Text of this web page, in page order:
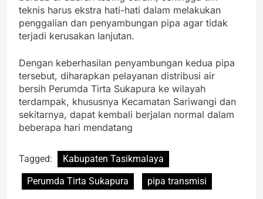
teknis harus ekstra hati-hati dalam melakukan
penggalian dan penyambungan pipa agar tidak
terjadi kerusakan lanjutan.
Dengan keberhasilan penyambungan kedua pipa
tersebut, diharapkan pelayanan distribusi air
bersih Perumda Tirta Sukapura ke wilayah
terdampak, khususnya Kecamatan Sariwangi dan
sekitarnya, dapat kembali berjalan normal dalam
beberapa hari mendatang
Tagged:
Kabupaten Tasikmalaya
Perumda Tirta Sukapura
pipa transmisi